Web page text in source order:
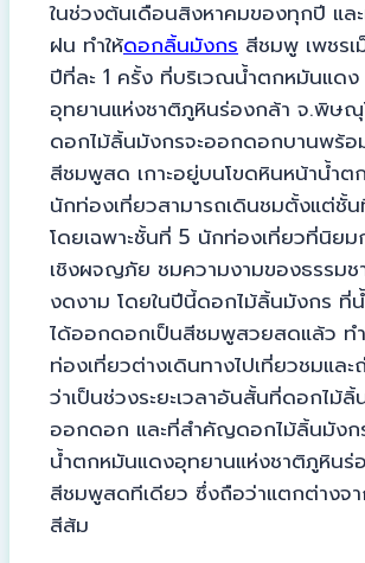
ในช่วงต้นเดือนสิงหาคมของทุกปี แล
ฝน ทำให้ดอกลิ้นมังกร สีชมพู เพชร
ปีที่ละ 1 ครั้ง ที่บริเวณน้ำตกหมันแดง
อุทยานแห่งชาติภูหินร่องกล้า จ.พิษณุ
ดอกไม้ลิ้นมังกรจะออกดอกบานพร้อ
สีชมพูสด เกาะอยู่บนโขดหินหน้าน้ำ
นักท่องเที่ยวสามารถเดินชมตั้งแต่ชั้
โดยเฉพาะชั้นที่ 5 นักท่องเที่ยวที่นิยม
เชิงผจญภัย ชมความงามของธรรม
งดงาม โดยในปีนี้ดอกไม้ลิ้นมังกร ที่
ได้ออกดอกเป็นสีชมพูสวยสดแล้ว ทำ
ท่องเที่ยวต่างเดินทางไปเที่ยวชมและ
ว่าเป็นช่วงระยะเวลาอันสั้นที่ดอกไม้ลิ้
ออกดอก และที่สำคัญดอกไม้ลิ้นมังก
น้ำตกหมันแดงอุทยานแห่งชาติภูหินร่
สีชมพูสดทีเดียว ซึ่งถือว่าแตกต่างจ
สีส้ม